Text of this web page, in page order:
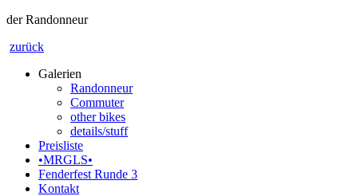
der Randonneur
zurück
Galerien
Randonneur
Commuter
other bikes
details/stuff
Preisliste
•MRGLS•
Fenderfest Runde 3
Kontakt